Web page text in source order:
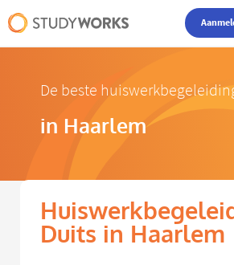
De beste
in Haarlem
Duits in Haarlem